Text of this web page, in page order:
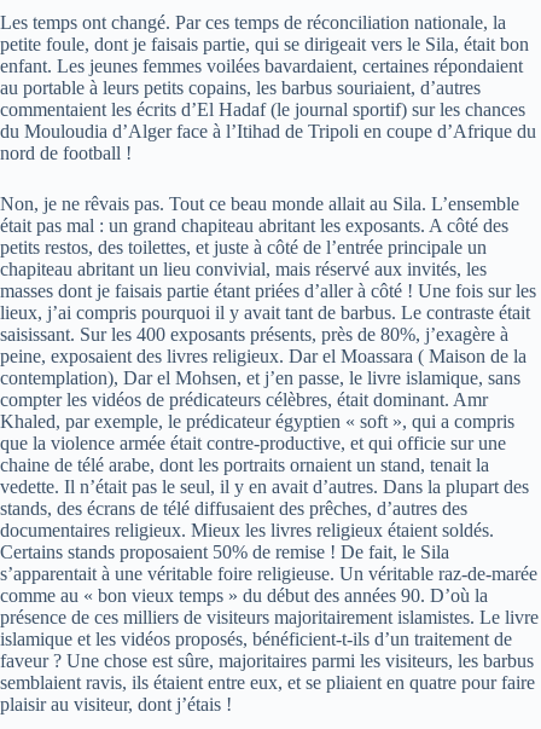
Les temps ont changé. Par ces temps de réconciliation nationale, la
petite foule, dont je faisais partie, qui se dirigeait vers le Sila, était bon
enfant. Les jeunes femmes voilées bavardaient, certaines répondaient
au portable à leurs petits copains, les barbus souriaient, d’autres
commentaient les écrits d’El Hadaf (le journal sportif) sur les chances
du Mouloudia d’Alger face à l’Itihad de Tripoli en coupe d’Afrique du
nord de football !
Non, je ne rêvais pas. Tout ce beau monde allait au Sila. L’ensemble
était pas mal : un grand chapiteau abritant les exposants. A côté des
petits restos, des toilettes, et juste à côté de l’entrée principale un
chapiteau abritant un lieu convivial, mais réservé aux invités, les
masses dont je faisais partie étant priées d’aller à côté ! Une fois sur les
lieux, j’ai compris pourquoi il y avait tant de barbus. Le contraste était
saisissant. Sur les 400 exposants présents, près de 80%, j’exagère à
peine, exposaient des livres religieux. Dar el Moassara ( Maison de la
contemplation), Dar el Mohsen, et j’en passe, le livre islamique, sans
compter les vidéos de prédicateurs célèbres, était dominant. Amr
Khaled, par exemple, le prédicateur égyptien « soft », qui a compris
que la violence armée était contre-productive, et qui officie sur une
chaine de télé arabe, dont les portraits ornaient un stand, tenait la
vedette. Il n’était pas le seul, il y en avait d’autres. Dans la plupart des
stands, des écrans de télé diffusaient des prêches, d’autres des
documentaires religieux. Mieux les livres religieux étaient soldés.
Certains stands proposaient 50% de remise ! De fait, le Sila
s’apparentait à une véritable foire religieuse. Un véritable raz-de-marée
comme au « bon vieux temps » du début des années 90. D’où la
présence de ces milliers de visiteurs majoritairement islamistes. Le livre
islamique et les vidéos proposés, bénéficient-t-ils d’un traitement de
faveur ? Une chose est sûre, majoritaires parmi les visiteurs, les barbus
semblaient ravis, ils étaient entre eux, et se pliaient en quatre pour faire
plaisir au visiteur, dont j’étais !